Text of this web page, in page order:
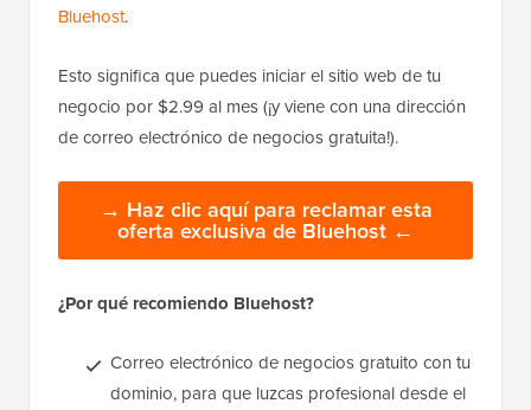
Bluehost.
Esto significa que puedes iniciar el sitio web de tu
negocio por $2.99 al mes (¡y viene con una dirección
de correo electrónico de negocios gratuita!).
→ Haz clic aquí para reclamar esta
oferta exclusiva de Bluehost ←
¿Por qué recomiendo Bluehost?
Correo electrónico de negocios gratuito con tu
dominio, para que luzcas profesional desde el